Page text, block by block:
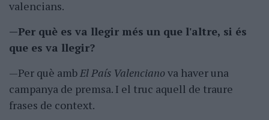
valencians.
—Per què es va llegir més un que l'altre, si és
que es va llegir?
—Per què ambEl País Valencianova haver una
campanya de premsa. I el truc aquell de traure
frases de context.